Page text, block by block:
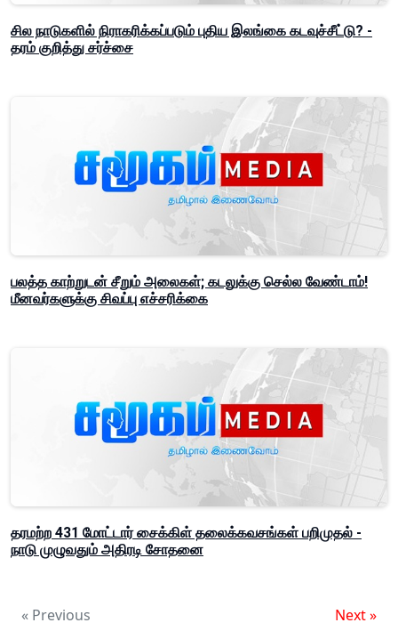
சில நாடுகளில் நிராகரிக்கப்படும் புதிய இலங்கை கடவுச்சீட்டு? -
தரம் குறித்து சர்ச்சை
பலத்த காற்றுடன் சீறும் அலைகள்; கடலுக்கு செல்ல வேண்டாம்!
மீனவர்களுக்கு சிவப்பு எச்சரிக்கை
தரமற்ற 431 மோட்டார் சைக்கிள் தலைக்கவசங்கள் பறிமுதல் -
நாடு முழுவதும் அதிரடி சோதனை
« Previous Next »